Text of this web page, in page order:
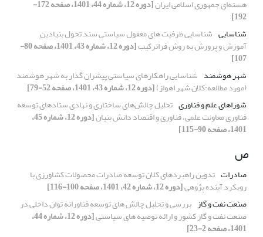
هسته‌ای جمهوری اسلامی ایران [دوره 12، شماره 44، 1401، صفحه 172-
192]
شناسایی شناسایی ظرفیت های مغفول سیاستی سند تحول بنیادین
آموزش و پرورش به روش فراترکیب [دوره 12، شماره 43، 1401، صفحه 80-
107]
شهر هوشمند شناسایی راهکارهای سیاستی پیشران گذار به شهر هوشمند
(مورد مطالعه:کلان شهر اهواز)[دوره 12، شماره 43، 1401، صفحه 52-79]
شوراهای علم و فناوری تحلیل چالش‌های ساختاری و نهادی ستادهای توسعه
فناوری معاونت علمی، فناوری و اقتصاد دانش بنیان [دوره 12، شماره 45،
1401، صفحه 90-115]
ص
صادرات تدوین راهبردهای کلان توسعه صادرات محصولات کشاورزی با
رویکرد آینده پژوهی[دوره 12، شماره 42، 1401، صفحه 100-116]
صنعت نفت و گاز بررسی و تحلیل چالش های توسعه فناورانه توان داخلی در
صنعت نفت و گاز کشور و ارائه توصیه های سیاستی [دوره 12، شماره 44،
1401، صفحه 2-23]